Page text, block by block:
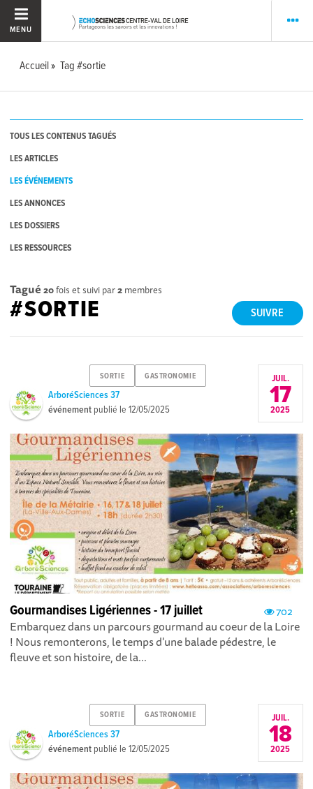
MENU
Accueil Tag #sortie
TOUS LES CONTENUS TAGUÉS
LES ARTICLES
LES ÉVÉNEMENTS
LES ANNONCES
LES DOSSIERS
LES RESSOURCES
Tagué 20fois et suivi par2 membres
SUIVRE
#SORTIE
SORTIE GASTRONOMIE
ArboréSciences 37
événement publié le12/05/2025
JUIL.
17
2025
702
Gourmandises Ligériennes - 17 juillet
Embarquez dans un parcours gourmand au coeur de la Loire
! Nous remonterons, le temps d'une balade pédestre, le
fleuve et son histoire, de la...
SORTIE GASTRONOMIE
ArboréSciences 37
événement publié le12/05/2025
JUIL.
18
2025